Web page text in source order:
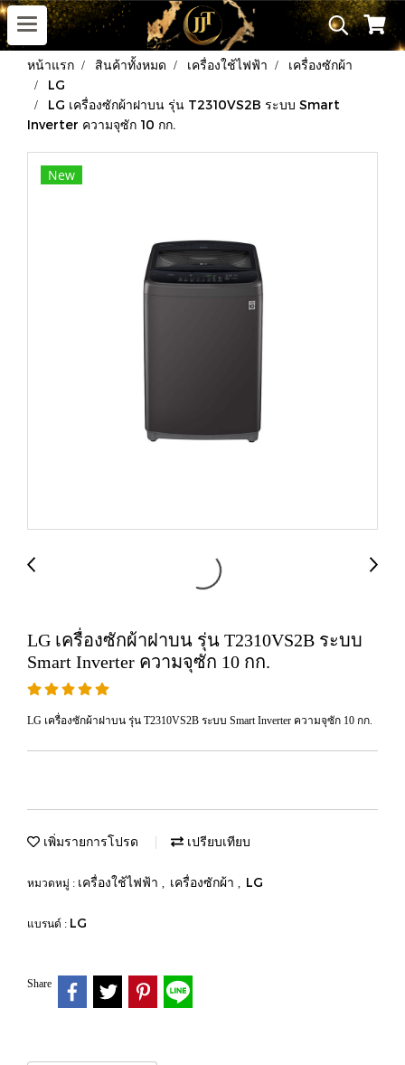
หน้าแรก สินค้าทั้งหมด เครื่องใช้ไฟฟ้า
เครื่องซักผ้า
LG
LG เครื่องซักผ้าฝาบน รุ่น T2310VS2B ระบบ Smart
Inverter ความจุซัก 10 กก.
New
LG เครื่องซักผ้าฝาบน รุ่น T2310VS2B ระบบ
Smart Inverter ความจุซัก 10 กก.
LG เครื่องซักผ้าฝาบน รุ่น T2310VS2B ระบบ Smart Inverter ความจุซัก 10 กก.
เพิ่มรายการโปรด เปรียบเทียบ
หมวดหมู่ : เครื่องใช้ไฟฟ้า , เครื่องซักผ้า , LG
แบรนด์ : LG
Share